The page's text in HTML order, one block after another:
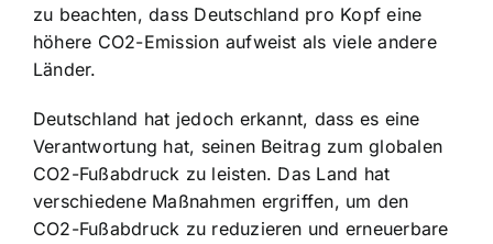
zu beachten, dass Deutschland pro Kopf eine
höhere CO2-Emission aufweist als viele andere
Länder.
Deutschland hat jedoch erkannt, dass es eine
Verantwortung hat, seinen Beitrag zum globalen
CO2-Fußabdruck zu leisten. Das Land hat
verschiedene Maßnahmen ergriffen, um den
CO2-Fußabdruck zu reduzieren und erneuerbare